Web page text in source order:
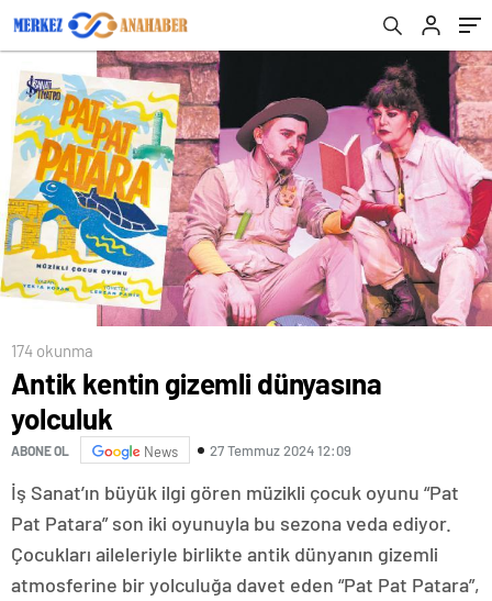
174 okunma
Antik kentin gizemli dünyasına
yolculuk
ABONE OL News 27 Temmuz 2024 12:09
İş Sanat’ın büyük ilgi gören müzikli çocuk oyunu “Pat
Pat Patara” son iki oyunuyla bu sezona veda ediyor.
Çocukları aileleriyle birlikte antik dünyanın gizemli
atmosferine bir yolculuğa davet eden “Pat Pat Patara”,